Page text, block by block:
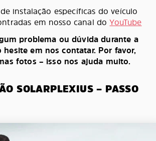
instalação específicas do veículo
em nosso canal doYouTube
problema ou dúvida durante a
hesite em nos contatar. Por favor,
fotos – isso nos ajuda muito.
SOLARPLEXIUS – PASSO